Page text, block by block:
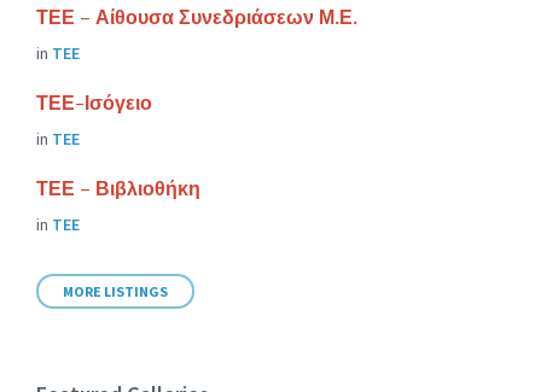
ΤΕΕ – Αίθουσα Συνεδριάσεων Μ.Ε.
in ΤΕΕ
ΤΕΕ-Ισόγειο
in ΤΕΕ
ΤΕΕ – Βιβλιοθήκη
in ΤΕΕ
MORE LISTINGS